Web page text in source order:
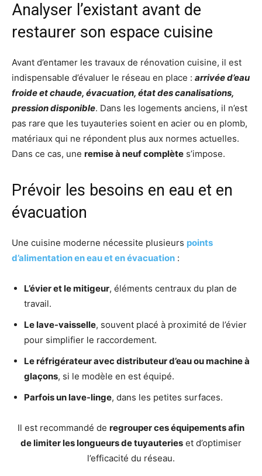
Analyser l’existant avant de
restaurer son espace cuisine
Avant d’entamer les travaux de rénovation cuisine, il est
indispensable d’évaluer le réseau en place : arrivée d’eau
froide et chaude, évacuation, état des canalisations,
pression disponible. Dans les logements anciens, il n’est
pas rare que les tuyauteries soient en acier ou en plomb,
matériaux qui ne répondent plus aux normes actuelles.
Dans ce cas, une remise à neuf complète s’impose.
Prévoir les besoins en eau et en
évacuation
Une cuisine moderne nécessite plusieurs points
d’alimentation en eau et en évacuation :
L’évier et le mitigeur, éléments centraux du plan de
travail.
Le lave-vaisselle, souvent placé à proximité de l’évier
pour simplifier le raccordement.
Le réfrigérateur avec distributeur d’eau ou machine à
glaçons, si le modèle en est équipé.
Parfois un lave-linge, dans les petites surfaces.
Il est recommandé de regrouper ces équipements afin
de limiter les longueurs de tuyauteries et d’optimiser
l’efficacité du réseau.